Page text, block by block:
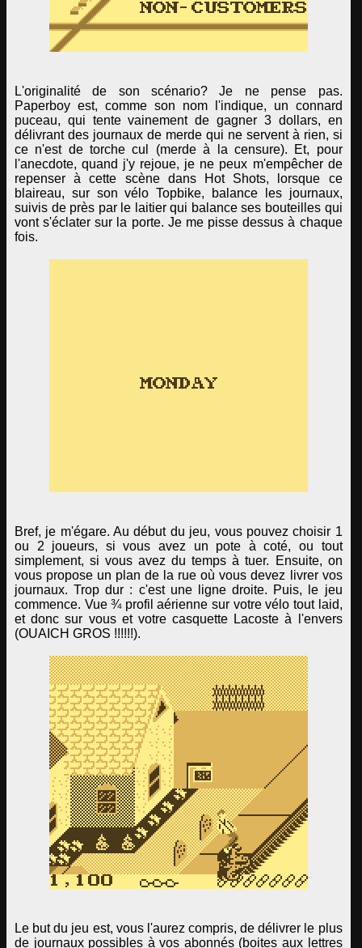
L'originalité de son scénario? Je ne pense pas.
Paperboy est, comme son nom l'indique, un connard
puceau, qui tente vainement de gagner 3 dollars, en
délivrant des journaux de merde qui ne servent à rien, si
ce n'est de torche cul (merde à la censure). Et, pour
l'anecdote, quand j'y rejoue, je ne peux m'empêcher de
repenser à cette scène dans Hot Shots, lorsque ce
blaireau, sur son vélo Topbike, balance les journaux,
suivis de près par le laitier qui balance ses bouteilles qui
vont s'éclater sur la porte. Je me pisse dessus à chaque
fois.
Bref, je m'égare. Au début du jeu, vous pouvez choisir 1
ou 2 joueurs, si vous avez un pote à coté, ou tout
simplement, si vous avez du temps à tuer. Ensuite, on
vous propose un plan de la rue où vous devez livrer vos
journaux. Trop dur : c'est une ligne droite. Puis, le jeu
commence. Vue ¾ profil aérienne sur votre vélo tout laid,
et donc sur vous et votre casquette Lacoste à l'envers
(OUAICH GROS !!!!!!).
Le but du jeu est, vous l'aurez compris, de délivrer le plus
de journaux possibles à vos abonnés (boites aux lettres